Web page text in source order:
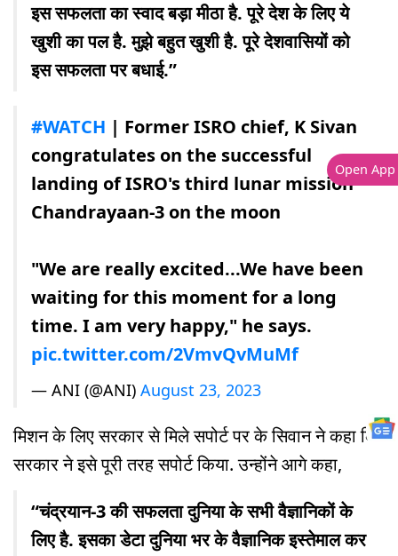
इस सफलता का स्वाद बड़ा मीठा है. पूरे देश के लिए ये
खुशी का पल है. मुझे बहुत खुशी है. पूरे देशवासियों को
इस सफलता पर बधाई.”
#WATCH | Former ISRO chief, K Sivan
congratulates on the successful
landing of ISRO's third lunar mission
Chandrayaan-3 on the moon
"We are really excited...We have been
waiting for this moment for a long
time. I am very happy," he says.
pic.twitter.com/2VmvQvMuMf
— ANI (@ANI) August 23, 2023
मिशन के लिए सरकार से मिले सपोर्ट पर के सिवान ने कहा कि
सरकार ने इसे पूरी तरह सपोर्ट किया. उन्होंने आगे कहा,
“चंद्रयान-3 की सफलता दुनिया के सभी वैज्ञानिकों के
लिए है. इसका डेटा दुनिया भर के वैज्ञानिक इस्तेमाल कर
Open App